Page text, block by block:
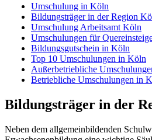
Umschulung in Köln
Bildungsträger in der Region
Umschulung Arbeitsamt Köln
Umschulungen für
Bildungsgutschein in Köln
Top 10 Umschulungen in Köln
Außerbetriebliche
Betriebliche Umschulungen in
Bildungsträger in der
Neben dem allgemeinbildenden